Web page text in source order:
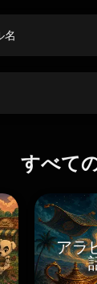
名
すべて
アラ